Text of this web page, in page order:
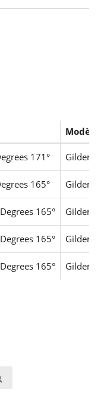
Modèles
171°
165°
165°
165°
165°